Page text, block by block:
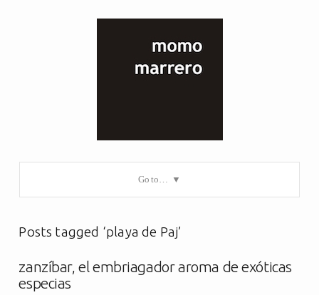
Go to…
Posts tagged ‘playa de Paj’
zanzíbar, el embriagador aroma de exóticas
especias